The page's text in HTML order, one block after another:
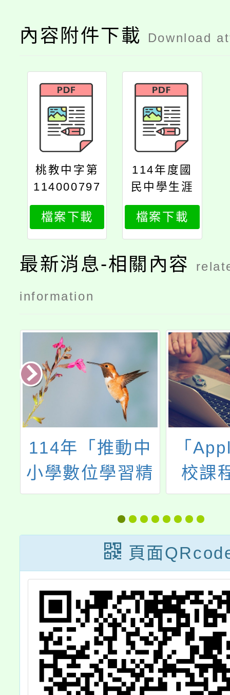
內容附件下載 Download
桃教中字第
114000797
0號
檔案下載
114年度國
民中學生涯
發展教育課
程模組工作
坊實施計畫
檔案下載
最新消息-相關內容
information
114年「推動中
小學數位學習精
進方案」教師增
能研習(3月場)
「
校課
iPad
摩
頁面